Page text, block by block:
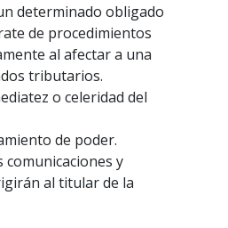
determinado obligado
de procedimientos
al afectar a una
tributarios.
o celeridad del
de poder.
comunicaciones y
al titular de la